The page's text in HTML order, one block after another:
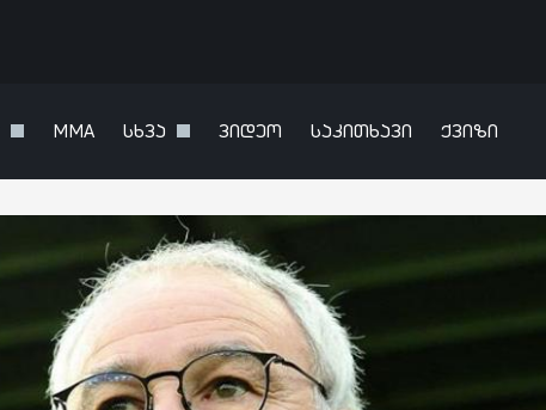
MMA სხვა ვიდეო საკითხავი ქვიზი